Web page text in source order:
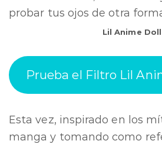
Lil Anime Doll
Prueba el Filtro Lil
Esta vez, inspirado en los
manga y tomando como